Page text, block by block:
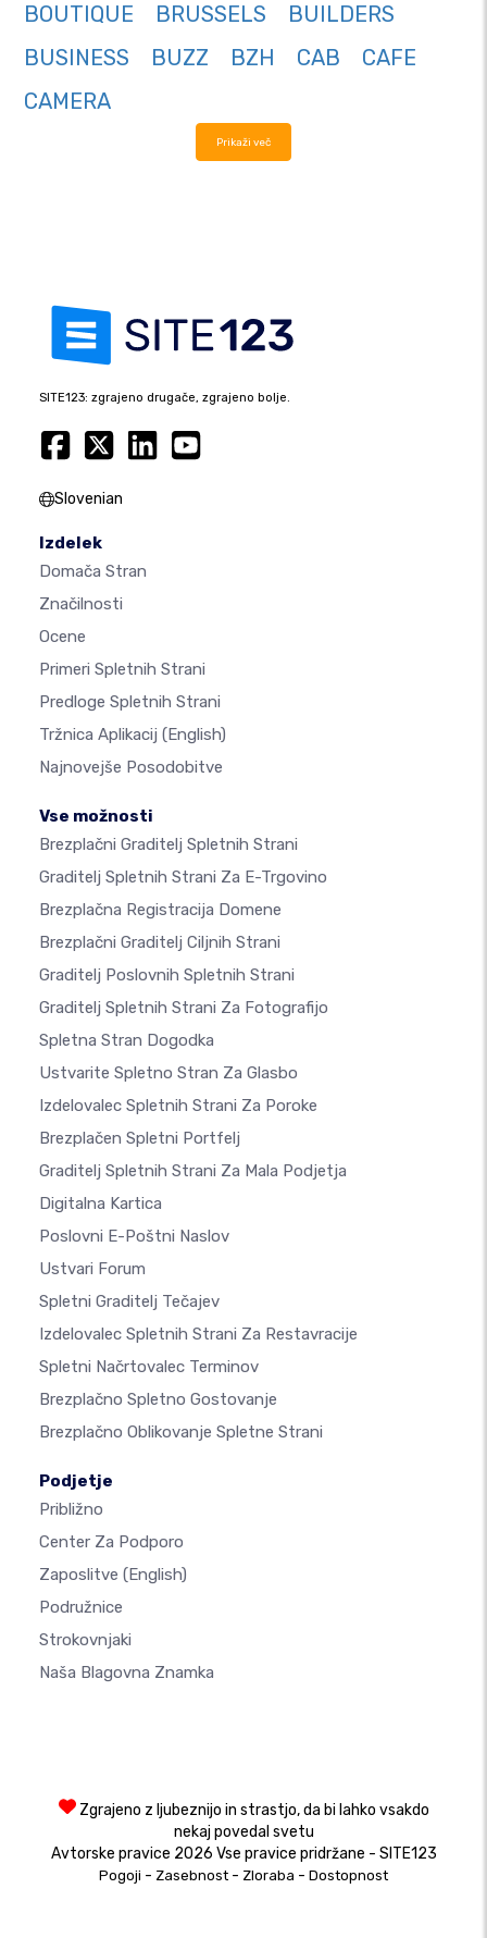
BOUTIQUE
BRUSSELS
BUILDERS
BUSINESS
BUZZ BZH CAB
CAFE
CAMERA
Prikaži več
SITE123: zgrajeno drugače, zgrajeno bolje.
Slovenian
Izdelek
Domača Stran
Značilnosti
Ocene
Primeri Spletnih Strani
Predloge Spletnih Strani
Tržnica Aplikacij (English)
Najnovejše Posodobitve
Vse možnosti
Brezplačni Graditelj Spletnih Strani
Graditelj Spletnih Strani Za E-Trgovino
Brezplačna Registracija Domene
Brezplačni Graditelj Ciljnih Strani
Graditelj Poslovnih Spletnih Strani
Graditelj Spletnih Strani Za Fotografijo
Spletna Stran Dogodka
Ustvarite Spletno Stran Za Glasbo
Izdelovalec Spletnih Strani Za Poroke
Brezplačen Spletni Portfelj
Graditelj Spletnih Strani Za Mala Podjetja
Digitalna Kartica
Poslovni E-Poštni Naslov
Ustvari Forum
Spletni Graditelj Tečajev
Izdelovalec Spletnih Strani Za Restavracije
Spletni Načrtovalec Terminov
Brezplačno Spletno Gostovanje
Brezplačno Oblikovanje Spletne Strani
Podjetje
Približno
Center Za Podporo
Zaposlitve (English)
Podružnice
Strokovnjaki
Naša Blagovna Znamka
Zgrajeno z ljubeznijo in strastjo, da bi lahko vsakdo
nekaj povedal svetu
Avtorske pravice 2026 Vse pravice pridržane - SITE123
Pogoji - Zasebnost - Zloraba - Dostopnost